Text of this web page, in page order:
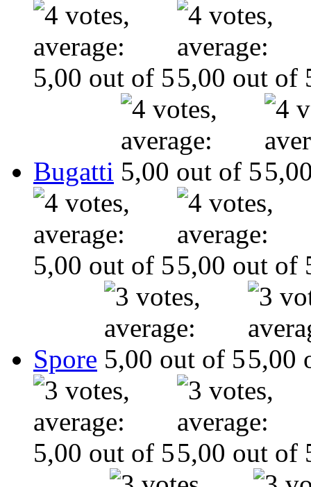
Bugatti
Spore